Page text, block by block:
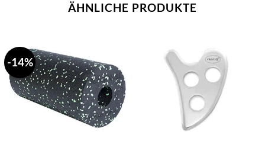
ÄHNLICHE PRODUKTE
-14%